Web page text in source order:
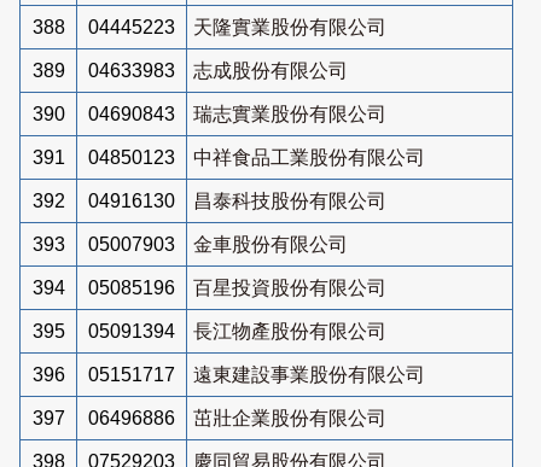
388 04445223 天隆實業股份有限公司
389 04633983 志成股份有限公司
390 04690843 瑞志實業股份有限公司
391 04850123 中祥食品工業股份有限公司
392 04916130 昌泰科技股份有限公司
393 05007903 金車股份有限公司
394 05085196 百星投資股份有限公司
395 05091394 長江物產股份有限公司
396 05151717 遠東建設事業股份有限公司
397 06496886 茁壯企業股份有限公司
398 07529203 慶同貿易股份有限公司